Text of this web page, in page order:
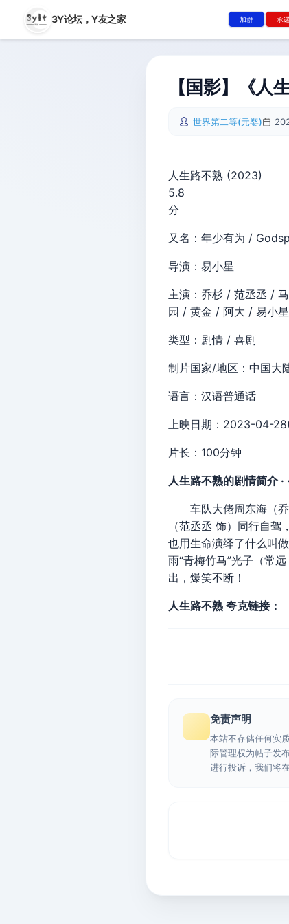
3Y论坛，Y友之家 加群 承
【国影】《人
世界第二等(元婴)
人生路不熟 (2023)
5.8
分
又名：年少有为 /
导演：易小星
主演：乔杉 / 范丞丞 /
园 / 黄金 / 阿大 / 易小
类型：剧情 / 喜剧
制片国家/地区：中国大
语言：汉语普通话
上映日期：2023-04-
片长：100分钟
人生路不熟的剧情简介 · ·
车队大佬周东海（乔
（范丞丞 饰）同行自
也用生命演绎了什么叫
雨“青梅竹马”光子（常
出，爆笑不断！
人生路不熟 夸克链接：
免责声明
本站不存储任何实
际管理权为帖子发
进行投诉，我们将